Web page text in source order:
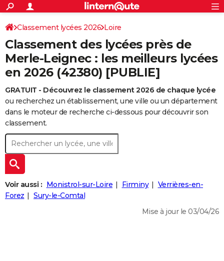
ACTUALITÉS
Politique
Société
Faits Divers
Education
Monde
Villes
+
SPORT
Coupe du monde 2026
Football
Tennis
Cyclisme
Rugby
Forum
CULTURE
Programme TV
TNT
Streaming
Cinéma
Sorties cinéma
Musique
+
FINANCE
Retraite
Impôts
Epargne
Immobilier
Risques naturels par ville
Banque
Assurance
Crédit
AUTO
Essais
Réserver un essai
Citadines
Berlines
SUV
Forum auto
+
HIGH-TECH
BRICOLAGE
Forum
Aménagement intérieur
Extérieur
Cuisine
Salle de bains
Jardinage
Rangement
+WEEK-END
Guides de France
Escapades
Patrimoine
Expositions
Musées
Week-end nature
+
LIFESTYLE
Art de vivre
Bien-être
Loisirs
Mode
Modes de vie
+SANTE
S'inscrire
Connexion
Classement lycées 2026 Loire
Classement des lycées près de
Merle-Leignec : les meilleurs lycées
en 2026 (42380) [PUBLIE]
GRATUIT - Découvrez le classement 2026 de chaque lycée
ou recherchez un établissement, une ville ou un département
dans le moteur de recherche ci-dessous pour découvrir son
classement.
Voir aussi : Monistrol-sur-Loire Firminy
Verrières-en-
Forez
Sury-le-Comtal
Mise à jour le 03/04/26